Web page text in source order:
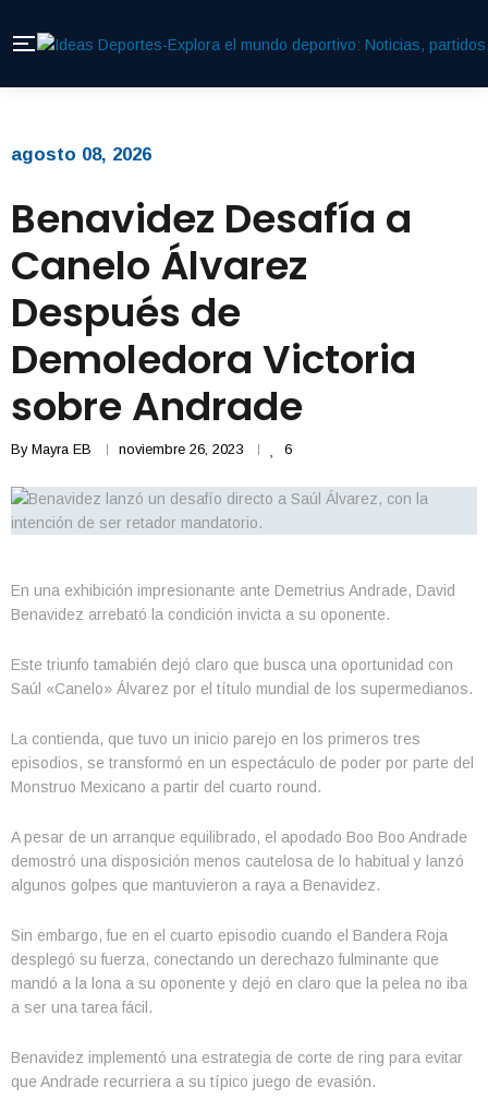
agosto 08, 2026
Benavidez Desafía a
Canelo Álvarez
Después de
Demoledora Victoria
sobre Andrade
By Mayra EB noviembre 26, 2023 6
En una exhibición impresionante ante Demetrius Andrade, David
Benavidez arrebató la condición invicta a su oponente.
Este triunfo tamabién dejó claro que busca una oportunidad con
Saúl «Canelo» Álvarez por el título mundial de los supermedianos.
La contienda, que tuvo un inicio parejo en los primeros tres
episodios, se transformó en un espectáculo de poder por parte del
Monstruo Mexicano a partir del cuarto round.
A pesar de un arranque equilibrado, el apodado Boo Boo Andrade
demostró una disposición menos cautelosa de lo habitual y lanzó
algunos golpes que mantuvieron a raya a Benavidez.
Sin embargo, fue en el cuarto episodio cuando el Bandera Roja
desplegó su fuerza, conectando un derechazo fulminante que
mandó a la lona a su oponente y dejó en claro que la pelea no iba
a ser una tarea fácil.
Benavidez implementó una estrategia de corte de ring para evitar
que Andrade recurriera a su típico juego de evasión.